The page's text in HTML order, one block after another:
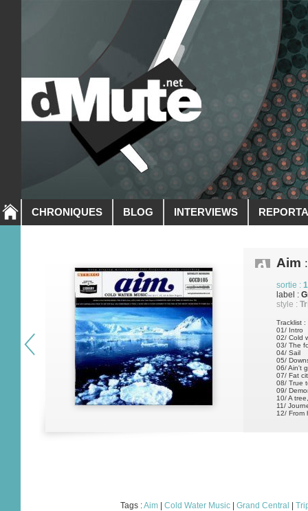
CHRONIQUES BLOG INTERVIEWS
Aim
sortie :
label :
style :
Tracklist :
01/ Intro
02/ Cold
03/ The
04/ Sail
05/
06/ Ain't
07/ Fat
08/ True
09/
10/ A
11/
12/ From
Tags :Aim| Cold Water Music| Grand Central